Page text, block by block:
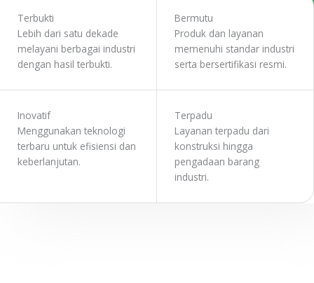
WORK WITH US
Terbukti
Lebih dari satu dekade
melayani berbagai industri
dengan hasil terbukti.
Bermutu
Produk dan layanan
memenuhi standar industri
serta bersertifikasi resmi.
Inovatif
Menggunakan teknologi
terbaru untuk efisiensi dan
keberlanjutan.
Terpadu
Layanan terpadu dari
konstruksi hingga
pengadaan barang
industri.